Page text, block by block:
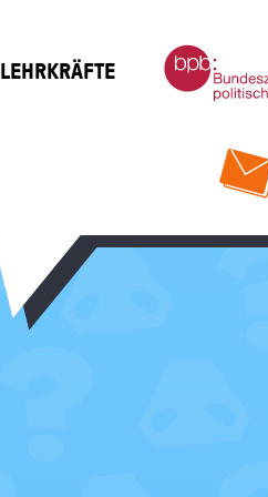
Bundeszentrale
für
politische